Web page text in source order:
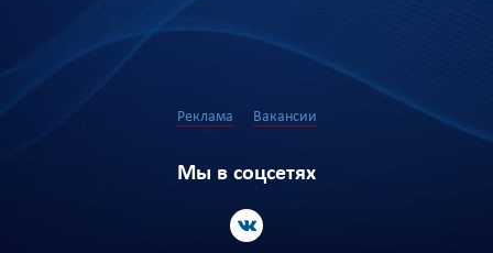
Реклама Вакансии
Мы в соцсетях